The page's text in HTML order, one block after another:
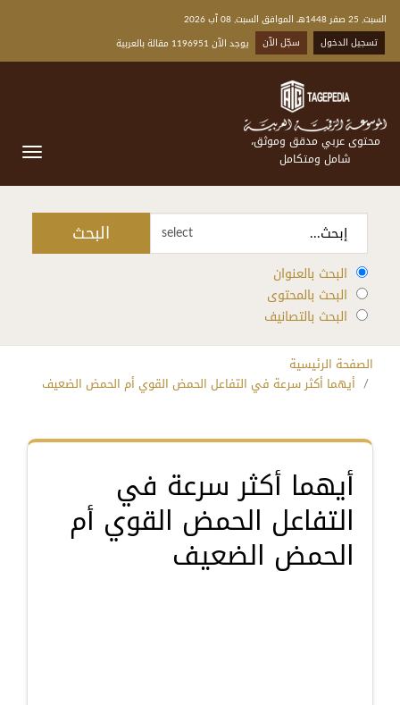
السبت, 25 صفر 1448هـ الموافق السبت, 08 آب 2026
تسجيل الدخول
سجّل الآن يوجد الآن 1196951 مقالة بالعربية
محتوى عربي مدقق وموثق،
شامل ومتكامل
select البحث
البحث بالعنوان
البحث بالمحتوى
البحث بالتصانيف
الصفحة الرئيسية
أيهما أكثر سرعة في التفاعل الحمض القوي أم الحمض الضعيف
أيهما أكثر سرعة في
التفاعل الحمض القوي أم
الحمض الضعيف